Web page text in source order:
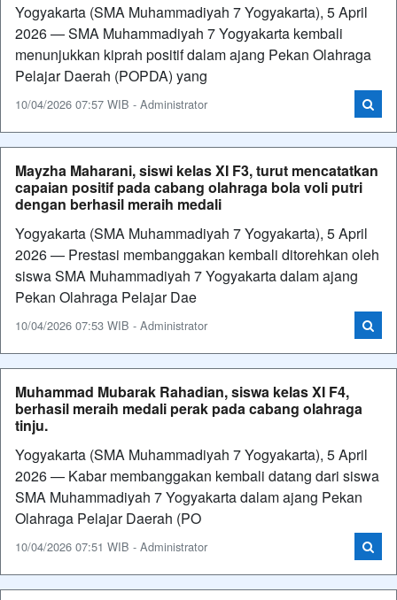
Yogyakarta (SMA Muhammadiyah 7 Yogyakarta), 5 April
2026 — SMA Muhammadiyah 7 Yogyakarta kembali
menunjukkan kiprah positif dalam ajang Pekan Olahraga
Pelajar Daerah (POPDA) yang
10/04/2026 07:57 WIB - Administrator
Mayzha Maharani, siswi kelas XI F3, turut mencatatkan
capaian positif pada cabang olahraga bola voli putri
dengan berhasil meraih medali
Yogyakarta (SMA Muhammadiyah 7 Yogyakarta), 5 April
2026 — Prestasi membanggakan kembali ditorehkan oleh
siswa SMA Muhammadiyah 7 Yogyakarta dalam ajang
Pekan Olahraga Pelajar Dae
10/04/2026 07:53 WIB - Administrator
Muhammad Mubarak Rahadian, siswa kelas XI F4,
berhasil meraih medali perak pada cabang olahraga
tinju.
Yogyakarta (SMA Muhammadiyah 7 Yogyakarta), 5 April
2026 — Kabar membanggakan kembali datang dari siswa
SMA Muhammadiyah 7 Yogyakarta dalam ajang Pekan
Olahraga Pelajar Daerah (PO
10/04/2026 07:51 WIB - Administrator